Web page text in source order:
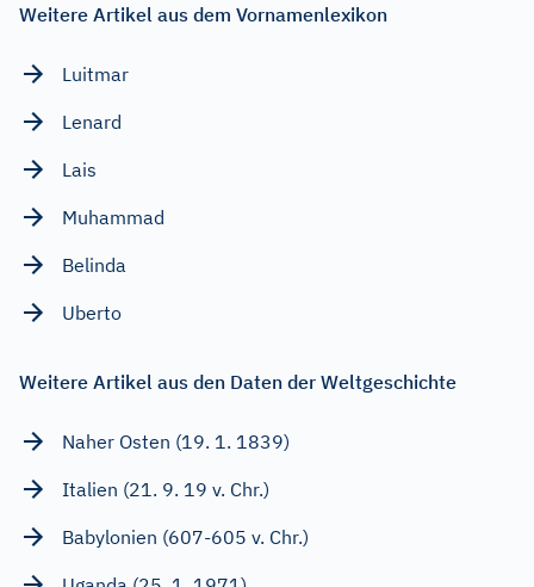
Weitere Artikel aus dem Vornamenlexikon
Luitmar
Lenard
Lais
Muhammad
Belinda
Uberto
Weitere Artikel aus den Daten der Weltgeschichte
Naher Osten (19. 1. 1839)
Italien (21. 9. 19 v. Chr.)
Babylonien (607-605 v. Chr.)